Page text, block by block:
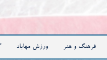
فرهنگ و هنر ورزش مهاباد